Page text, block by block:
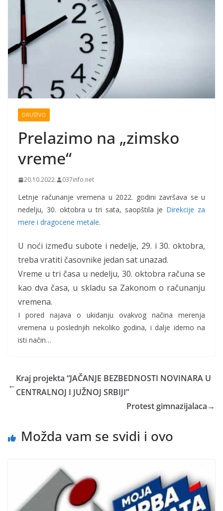
DRUŠTVO
Prelazimo na „zimsko
vreme“
20.10.2022. 037info.net
Letnje računanje vremena u 2022. godini završava se u
nedelju, 30. oktobra u tri sata, saopštila je Direkcije za
mere i dragocene metale.
U noći između subote i nedelje, 29. i 30. oktobra,
treba vratiti časovnike jedan sat unazad.
Vreme u tri časa u nedelju, 30. oktobra računa se
kao dva časa, u skladu sa Zakonom o računanju
vremena.
I pored najava o ukidanju ovakvog načina merenja
vremena u poslednjih nekoliko godina, i dalje idemo na
isti način…
←
Kraj projekta “JAČANJE BEZBEDNOSTI NOVINARA U
CENTRALNOJ I JUŽNOJ SRBIJI”
Protest gimnazijalaca→
Možda vam se svidi i ovo